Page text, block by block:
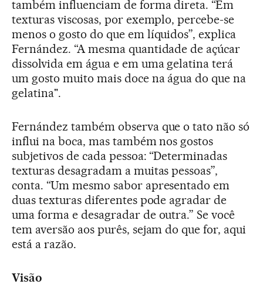
também influenciam de forma direta. “Em
texturas viscosas, por exemplo, percebe-se
menos o gosto do que em líquidos”, explica
Fernández. “A mesma quantidade de açúcar
dissolvida em água e em uma gelatina terá
um gosto muito mais doce na água do que na
gelatina".
Fernández também observa que o tato não só
influi na boca, mas também nos gostos
subjetivos de cada pessoa: “Determinadas
texturas desagradam a muitas pessoas”,
conta. “Um mesmo sabor apresentado em
duas texturas diferentes pode agradar de
uma forma e desagradar de outra.” Se você
tem aversão aos purês, sejam do que for, aqui
está a razão.
Visão